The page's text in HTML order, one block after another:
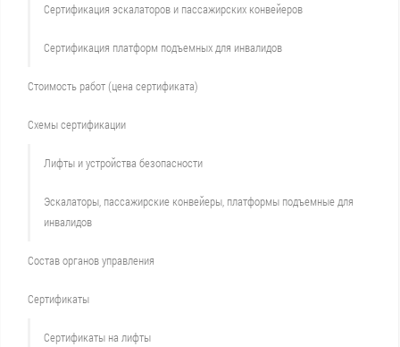
Сертификация эскалаторов и пассажирских конвейеров
Сертификация платформ подъемных для инвалидов
Стоимость работ (цена сертификата)
Схемы сертификации
Лифты и устройства безопасности
Эскалаторы, пассажирские конвейеры, платформы подъемные для
инвалидов
Состав органов управления
Сертификаты
Сертификаты на лифты